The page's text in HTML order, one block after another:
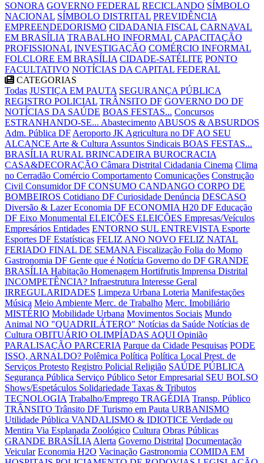
SONORA GOVERNO FEDERAL RECICLANDO SÍMBOLO
NACIONAL SÍMBOLO DISTRITAL PREVIDÊNCIA
EMPREENDEDORISMO CIDADANIA FISCAL CARNAVAL
EM BRASÍLIA TRABALHO INFORMAL CAPACITAÇÃO
PROFISSIONAL INVESTIGAÇÃO COMÉRCIO INFORMAL
FOLCLORE EM BRASÍLIA CIDADE-SATÉLITE PONTO
FACULTATIVO NOTÍCIAS DA CAPITAL FEDERAL
CATEGORIAS
Todas JUSTIÇA EM PAUTA SEGURANÇA PÚBLICA
REGISTRO POLICIAL TRÂNSITO DF GOVERNO DO DF
NOTÍCIAS DA SAÚDE BOAS FESTAS... Concursos
ESTRANHANDO-SE... AbastecimentoABUSOS & ABSURDOS
Adm. Pública DFAeroporto JKAgricultura no DFAO SEU
ALCANCE Arte & CulturaAssuntos Sindicais BOAS FESTAS...
BRASÍLIA RURAL BRINCADEIRABUROCRACIA
CASA&DECORAÇÃO Câmara Distrital Cidadania Cinema Clima
no Cerradão Comércio Comportamento Comunicações Construção
Civil Consumidor DF CONSUMO CANDANGO CORPO DE
BOMBEIROS Cotidiano DF Curiosidade Denúncia DESCASO
Diversão & LazerEconomia DF ECONOMIA H20 DF Educação
DF Eixo Monumental ELEIÇÕES ELEIÇÕES Empresas/Veículos
Empresários Entidades ENTORNO SUL ENTREVISTAEsporte
Esportes DF Estatísticas FELIZ ANO NOVO FELIZ NATAL
FERIADO FINAL DE SEMANAFiscalização Folia do Momo
Gastronomia DF Gente que é Notícia Governo do DF GRANDE
BRASÍLIAHabitação Homenagem Hortifrutis Imprensa Distrital
INCOMPETÊNCIA? Infraestrutura Interesse Geral
IRREGULARIDADES Limpeza Urbana Loteria Manifestações
Música Meio Ambiente Merc. de Trabalho Merc. Imobiliário
MISTÉRIO Mobilidade Urbana Movimentos Sociais Mundo
Animal NO "QUADRILÁTERO" Notícias da Saúde Notícias de
Cultura OBITUÁRIO OLIMPÍADAS AQUI Opinião
PARALISAÇÃO PARCERIA Parque da Cidade Pesquisas PODE
ISSO, ARNALDO? Polêmica Política Política Local Prest. de
Serviços Protesto Registro Policial Religião SAÚDE PÚBLICA
Segurança Pública Serviço Público Setor Empresarial SEU BOLSO
Shows/Espetáculos Solidariedade Taxas & Tributos
TECNOLOGIA Trabalho/Emprego TRAGÉDIA Transp. Público
TRÂNSITO Trânsito DF Turismo em Pauta URBANISMO
Utilidade Pública VANDALISMO & IDIOTICE Verdade ou
Mentira Via Esplanada Zoológico Cultura Obras Públicas
GRANDE BRASÍLIAAlerta Governo Distrital Documentação
Veicular Economia H2O Vacinação Gastronomia COMIDA EM